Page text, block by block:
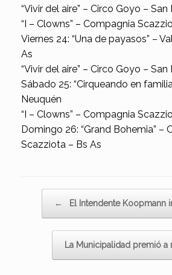
“Vivir del aire” – Circo Goyo – San
“I – Clowns” – Compagnia
Viernes 24: “Una de payasos” –
As
“Vivir del aire” – Circo Goyo – San
Sábado 25: “Cirqueando en
Neuquén
“I – Clowns” – Compagnia
Domingo 26: “Grand Bohemia” –
Scazziota – Bs As
← El Intendente Koopmann
La Municipalidad premió a